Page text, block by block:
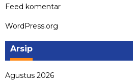
Feed komentar
WordPress.org
Arsip
Agustus 2026